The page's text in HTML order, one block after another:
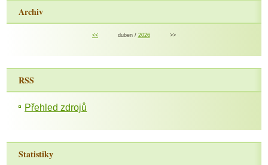
Archiv
<< duben / 2026 >>
RSS
Přehled zdrojů
Statistiky